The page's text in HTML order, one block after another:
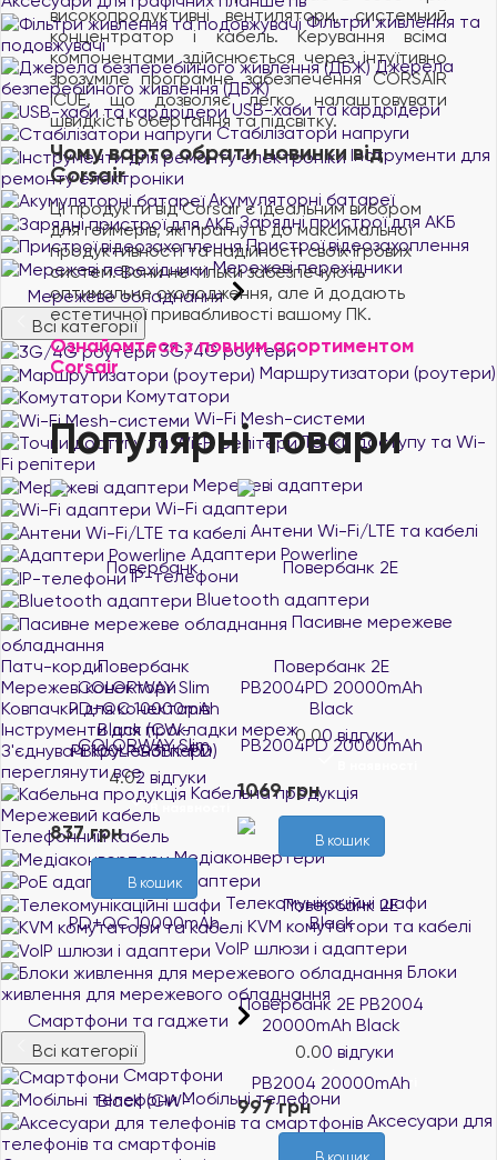
Фільтри живлення та
подовжувачі
Джерела
безперебійного живлення (ДБЖ)
USB-хаби та кардрідери
Стабілізатори напруги
Інструменти для
ремонту електроніки
Акумуляторні батареї
Зарядні пристрої для АКБ
Пристрої відеозахоплення
Мережеві перехідники
Мережеве обладнання
Всі категорії
3G/4G роутери
Маршрутизатори (роутери)
Комутатори
Wi-Fi Mesh-системи
Точки доступу та Wi-
Fi репітери
Мережеві адаптери
Wi-Fi адаптери
Антени Wi-Fi/LTE та кабелі
Адаптери Powerline
IP-телефони
Bluetooth адаптери
Пасивне мережеве
обладнання
Патч-корди
Мережеві конектори
Ковпачки для конекторів
Інструменти для прокладки мереж
З'єднувачі крученої пари
переглянути все
Кабельна продукція
Мережевий кабель
Телефонний кабель
Медіаконвертери
PoE адаптери
Телекомунікаційні шафи
KVM комутатори та кабелі
VoIP шлюзи і адаптери
Блоки
живлення для мережевого обладнання
Смартфони та гаджети
Всі категорії
Смартфони
Мобільні телефони
Аксесуари для
телефонів та смартфонів
високопродуктивні вентилятори, системний
концентратор і кабель. Керування всіма
компонентами здійснюється через інтуїтивно
зрозуміле програмне забезпечення CORSAIR
iCUE, що дозволяє легко налаштовувати
швидкість обертання та підсвітку.
Чому варто обрати новинки від
Corsair
Ці продукти від Corsair є ідеальним вибором
для геймерів, які прагнуть до максимальної
продуктивності та надійності своїх ігрових
систем. Вони не тільки забезпечують
оптимальне охолодження, але й додають
естетичної привабливості вашому ПК.
Ознайомтеся з повним асортиментом
Corsair
Популярні товари
Повербанк
COLORWAY Slim
PD+QC 10000mAh
Black (CW-
PB100LPG3BK-PD)
4.02 відгуки
В наявності
837 грн
В кошик
Повербанк 2E
PB2004PD 20000mAh
Black
0.00 відгуки
1069 грн
В кошик
Повербанк 2E PB2004
20000mAh Black
0.00 відгуки
В наявності
997 грн